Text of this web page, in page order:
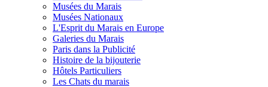
Musées du Marais
Musées Nationaux
L'Esprit du Marais en Europe
Galeries du Marais
Paris dans la Publicité
Histoire de la bijouterie
Hôtels Particuliers
Les Chats du marais